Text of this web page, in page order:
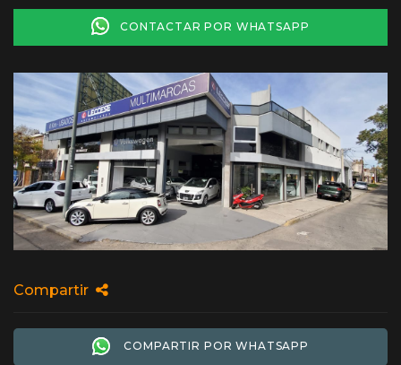
CONTACTAR POR WHATSAPP
Compartir
COMPARTIR POR WHATSAPP